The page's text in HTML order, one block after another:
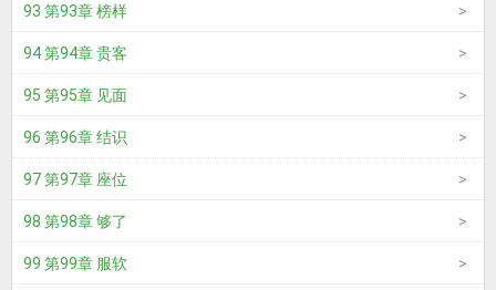
93 第93章 榜样
94 第94章 贵客
95 第95章 见面
96 第96章 结识
97 第97章 座位
98 第98章 够了
99 第99章 服软